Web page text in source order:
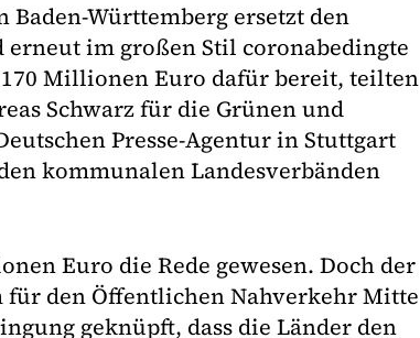
Württemberg ersetzt den
im großen Stil coronabedingte
Millionen Euro dafür bereit, teilten
Schwarz für die Grünen und
Presse-Agentur in Stuttgart
kommunalen Landesverbänden
Euro die Rede gewesen. Doch der
den Öffentlichen Nahverkehr Mitte
geknüpft, dass die Länder den